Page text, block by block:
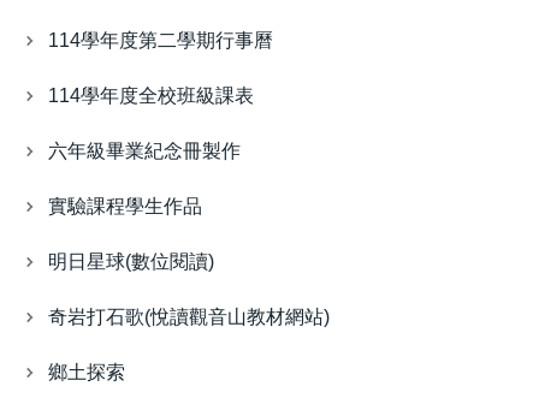
114學年度第二學期行事曆
114學年度全校班級課表
六年級畢業紀念冊製作
實驗課程學生作品
明日星球(數位閱讀)
奇岩打石歌(悅讀觀音山教材網站)
鄉土探索